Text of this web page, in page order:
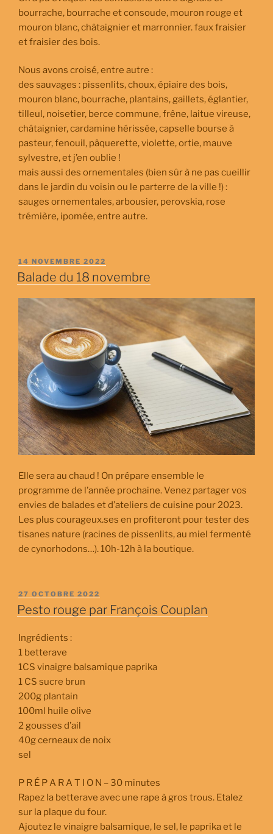
bourrache, bourrache et consoude, mouron rouge et
mouron blanc, châtaignier et marronnier. faux fraisier
et fraisier des bois.
Nous avons croisé, entre autre :
des sauvages : pissenlits, choux, épiaire des bois,
mouron blanc, bourrache, plantains, gaillets, églantier,
tilleul, noisetier, berce commune, frêne, laitue vireuse,
châtaignier, cardamine hérissée, capselle bourse à
pasteur, fenouil, pâquerette, violette, ortie, mauve
sylvestre, et j’en oublie !
mais aussi des ornementales (bien sûr à ne pas cueillir
dans le jardin du voisin ou le parterre de la ville !) :
sauges ornementales, arbousier, perovskia, rose
trémière, ipomée, entre autre.
PUBLIÉ
LE
14 NOVEMBRE 2022
Balade du 18 novembre
Elle sera au chaud ! On prépare ensemble le
programme de l’année prochaine. Venez partager vos
envies de balades et d’ateliers de cuisine pour 2023.
Les plus courageux.ses en profiteront pour tester des
tisanes nature (racines de pissenlits, au miel fermenté
de cynorhodons…). 10h-12h à la boutique.
PUBLIÉ
LE
27 OCTOBRE 2022
Pesto rouge par François Couplan
Ingrédients :
1 betterave
1CS vinaigre balsamique paprika
1 CS sucre brun
200g plantain
100ml huile olive
2 gousses d’ail
40g cerneaux de noix
sel
P R É P A R A T I O N – 30 minutes
Rapez la betterave avec une rape à gros trous. Etalez
sur la plaque du four.
Ajoutez le vinaigre balsamique, le sel, le paprika et le